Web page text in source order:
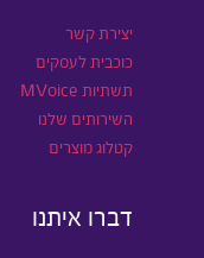
יצירת קשר
כוכבית לעסקים
תשתיות MVoice
השירותים שלנו
קטלוג מוצרים
דברו איתנו